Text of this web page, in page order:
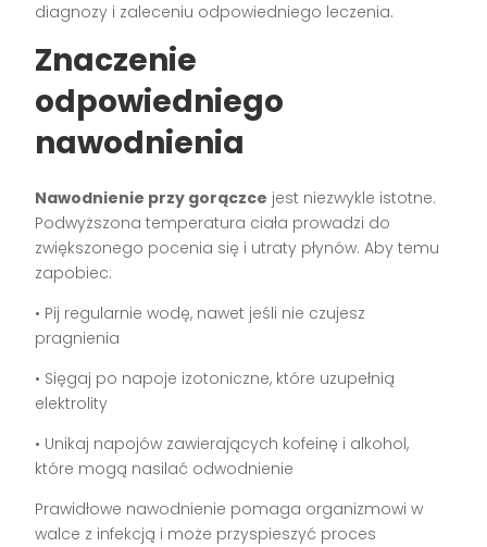
diagnozy i zaleceniu odpowiedniego leczenia.
Znaczenie
odpowiedniego
nawodnienia
Nawodnienie przy gorączce jest niezwykle istotne.
Podwyższona temperatura ciała prowadzi do
zwiększonego pocenia się i utraty płynów. Aby temu
zapobiec:
• Pij regularnie wodę, nawet jeśli nie czujesz
pragnienia
• Sięgaj po napoje izotoniczne, które uzupełnią
elektrolity
• Unikaj napojów zawierających kofeinę i alkohol,
które mogą nasilać odwodnienie
Prawidłowe nawodnienie pomaga organizmowi w
walce z infekcją i może przyspieszyć proces